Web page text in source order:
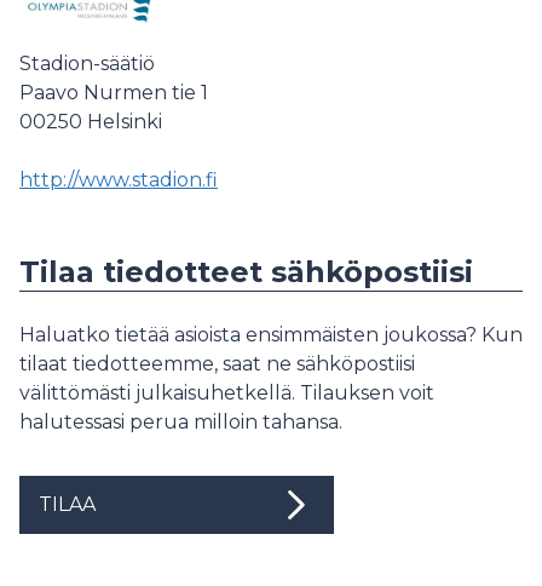
Stadion-säätiö
Paavo Nurmen tie 1
00250 Helsinki
http://www.stadion.fi
Tilaa tiedotteet sähköpostiisi
Haluatko tietää asioista ensimmäisten joukossa? Kun
tilaat tiedotteemme, saat ne sähköpostiisi
välittömästi julkaisuhetkellä. Tilauksen voit
halutessasi perua milloin tahansa.
TILAA